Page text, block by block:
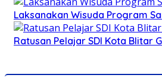
Laksanakan Wisuda Program
Ratusan Pelajar SDI Kota Blitar